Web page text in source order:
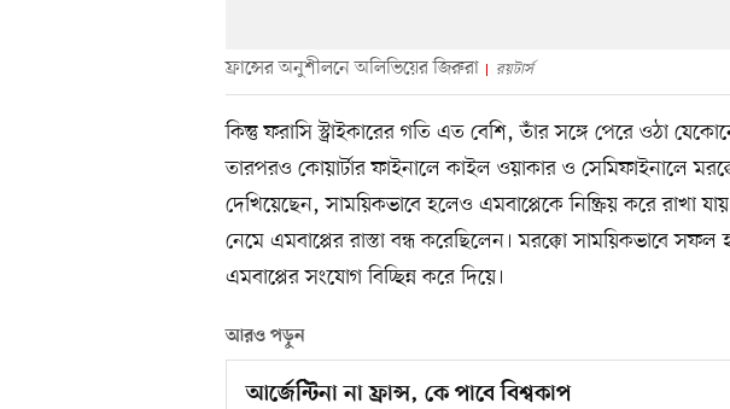
ফ্রান্সের অনুশীলনে অলিভিয়ের জিরুরা রয়টার্স
কিন্তু ফরাসি স্ট্রাইকারের গতি এত বেশি, তাঁর সঙ্গে পেরে ওঠা
তারপরও কোয়ার্টার ফাইনালে কাইল ওয়াকার ও সেমিফাইনালে
দেখিয়েছেন, সাময়িকভাবে হলেও এমবাপ্পেকে নিষ্ক্রিয় করে রাখা
নেমে এমবাপ্পের রাস্তা বন্ধ করেছিলেন। মরক্কো সাময়িকভাবে সফল
এমবাপ্পের সংযোগ বিচ্ছিন্ন করে দিয়ে।
আরও পড়ুন
আর্জেন্টিনা না ফ্রান্স, কে পাবে বিশ্বকাপ